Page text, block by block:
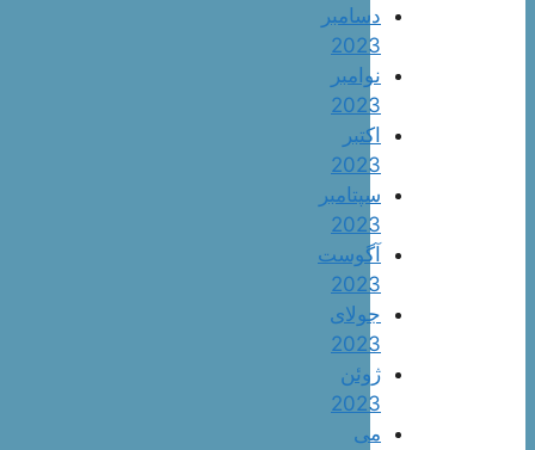
دسامبر
2023
نوامبر
2023
اکتبر
2023
سپتامبر
2023
آگوست
2023
جولای
2023
ژوئن
2023
می